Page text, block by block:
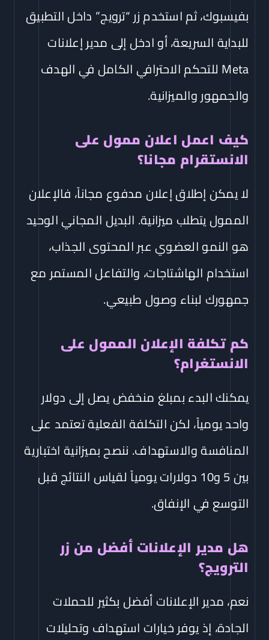
بفيسبوك، ثم استخدم زر “ترويج” داخل التطبيق
للبداية السريعة، أو ادخل إلى مدير إعلانات
Meta للتحكم الاحترافي الكامل في الهدف
والجمهور والميزانية.
كيف اعمل اعلان ممول على
الانستقرام مجانا؟
لا يمكن إطلاق إعلان مدفوع مجاناً، فالإعلان
الممول يتطلب ميزانية. البديل المجاني الوحيد
هو النمو العضوي عبر المحتوى الجذاب،
استخدام الهاشتاجات، والتفاعل المستمر مع
جمهورك لبناء وصول طبيعي.
كم تكلفة الإعلان الممول على
الانستغرام؟
يمكنك البدء بمبلغ منخفض يصل إلى دولار
واحد يومياً، لكن التكلفة الفعلية تعتمد على
المنافسة والاستهداف. ننصح بميزانية اختبارية
بين 5 و10 دولارات يومياً لقياس النتائج قبل
التوسع في الإنفاق.
هل مدير الإعلانات أفضل من زر
الترويج؟
نعم، مدير الإعلانات أفضل بكثير للحملات
الجادة، إذ يوفر خيارات استهداف وتحليلات